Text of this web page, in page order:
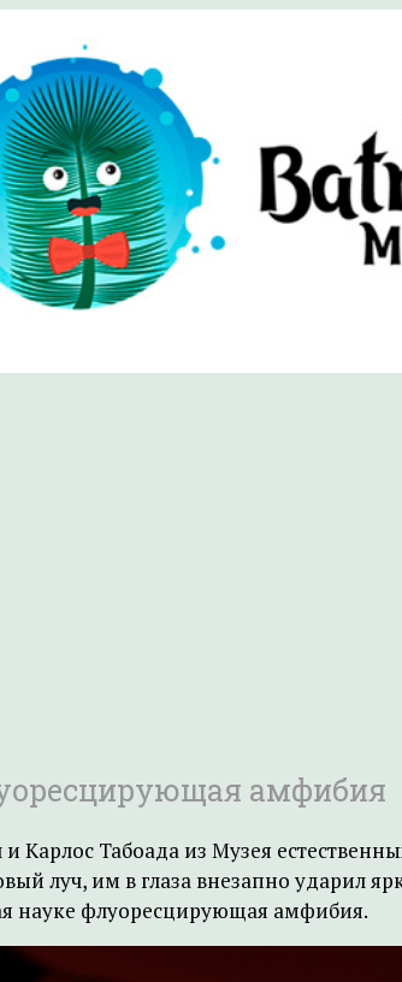
Батрахоспермум
амфибия
Карлос Табоада из Музея
луч, им в глаза внезапно ударил
науке флуоресцирующая амфибия.